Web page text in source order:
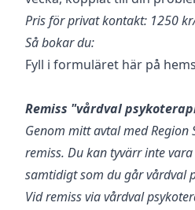
Pris för privat kontakt: 1250
Så bokar du:
Fyll i formuläret här på
Remiss "vårdval
Genom mitt avtal med Region
remiss. Du kan tyvärr inte
samtidigt som du går vårdval
Vid remiss via vårdval